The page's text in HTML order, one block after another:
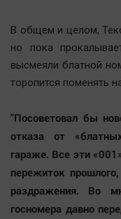
В общем и целом,
но пока
высмеяли блатной
торопится поменять
"Посоветовал бы
отказа от
гараже. Все эти
пережиток
раздражения. Во
госномера давно